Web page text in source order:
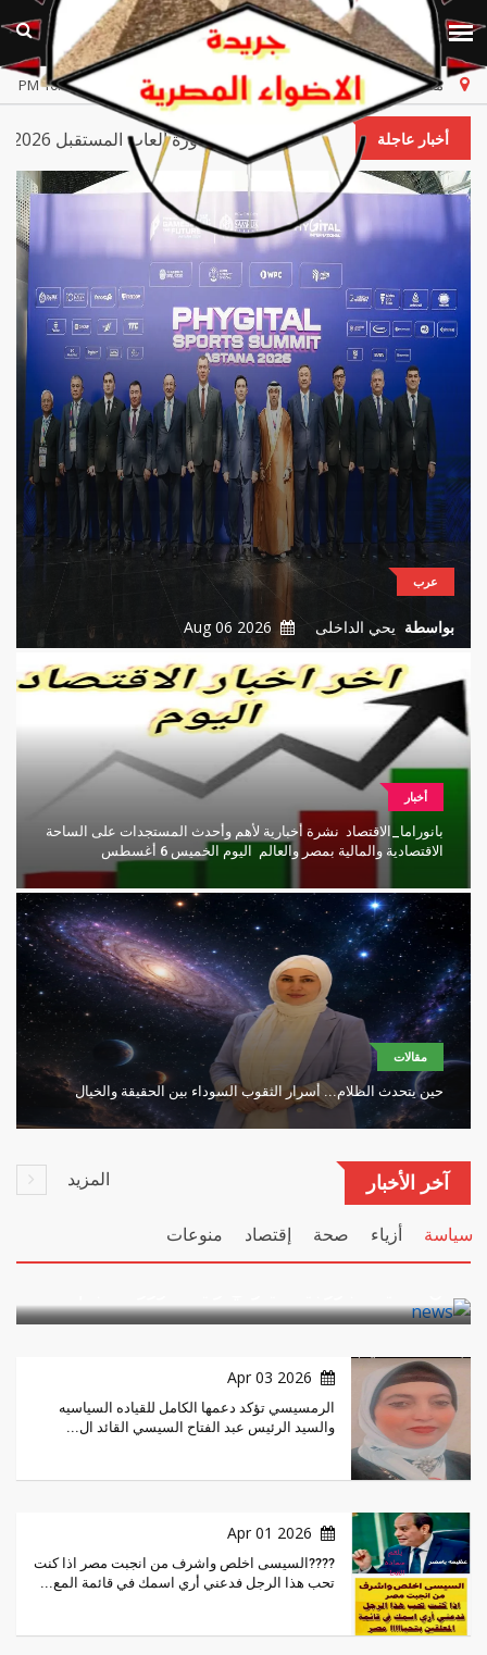
مصر الخميس، ٦ أغسطس ٢٠٢٦ أخر تحديث 10:17:59 PM
أخبار عاجلة
الإمارات.. أحمد بالهول الفلاسي يحضر افتتاح دورة ألعاب المستقبل 2026 في
عرب
بواسطة يحي الداخلى 2026 Aug 06
أخبار
بانوراما_الاقتصاد نشرة أخبارية لأهم وأحدث المستجدات على الساحة
الاقتصادية والمالية بمصر والعالم اليوم الخميس 6 أغسطس
مقالات
حين يتحدث الظلام... أسرار الثقوب السوداء بين الحقيقة والخيال
آخر الأخبار
سياسة أزياء صحة إقتصاد منوعات
المزيد سياسة
بواسطة حماده القط 2026 Apr 10
الرئيس عبدالفتاح السيسي يتلقي اتصالا هاتفيا
2026 Apr 03
الرمسيسي تؤكد دعمها الكامل للقياده السياسيه
والسيد الرئيس عبد الفتاح السيسي القائد ال...
2026 Apr 01
????السيسى اخلص واشرف من انجبت مصر اذا كنت
تحب هذا الرجل فدعني أري اسمك في قائمة المع...